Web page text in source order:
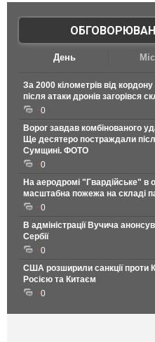
День
За 2000 кілометрів від
після атаки дронів
0
Ворог завдав комбінованого
Ще десятеро постраждали
Сумщині. ФОТО
0
На аеродромі "Гвардійське"
масштабна пожежа на складі
0
В адміністрації Вучича
Сербії
0
США розширили санкції проти
Росією та Китаєм
0